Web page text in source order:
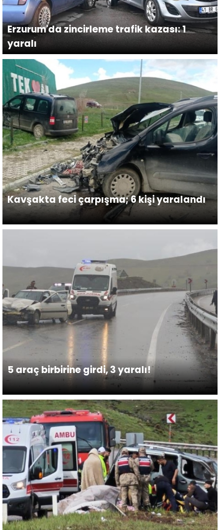
Erzurum'da zincirleme trafik kazası: 1
yaralı
Kavşakta feci çarpışma; 6 kişi yaralandı
5 araç birbirine girdi, 3 yaralı!